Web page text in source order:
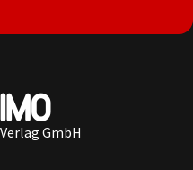
GmbH